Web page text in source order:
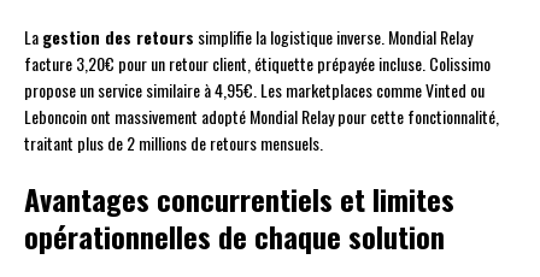
Lagestion des retours simplifie la logistique inverse. Mondial Relay
facture 3,20€ pour un retour client, étiquette prépayée incluse. Colissimo
propose un service similaire à 4,95€. Les marketplaces comme Vinted ou
Leboncoin ont massivement adopté Mondial Relay pour cette fonctionnalité,
traitant plus de 2 millions de retours mensuels.
Avantages concurrentiels et limites
opérationnelles de chaque solution